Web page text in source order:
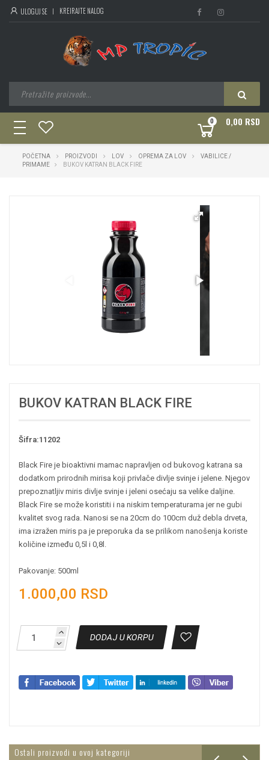
ULOGUJ SE KREIRAJTE NALOG
toggle
navigation
0 0,00 RSD
POČETNA PROIZVODI LOV OPREMA ZA LOV
VABILICE /
PRIMAME
BUKOV KATRAN BLACK FIRE
BUKOV KATRAN BLACK FIRE
Šifra:11202
Black Fire je bioaktivni mamac napravljen od bukovog katrana sa
dodatkom prirodnih mirisa koji privlače divlje svinje i jelene. Njegov
prepoznatljiv miris divlje svinje i jeleni osećaju sa velike daljine.
Black Fire se može koristiti i na niskim temperaturama jer ne gubi
kvalitet svog rada. Nanosi se na 20cm do 100cm duž debla drveta,
ima izražen miris pa je preporuka da se prilikom nanošenja koriste
količine između 0,5l i 0,8l.
Pakovanje: 500ml
1.000,00 RSD
DODAJ U KORPU
Ostali proizvodi u ovoj kategoriji